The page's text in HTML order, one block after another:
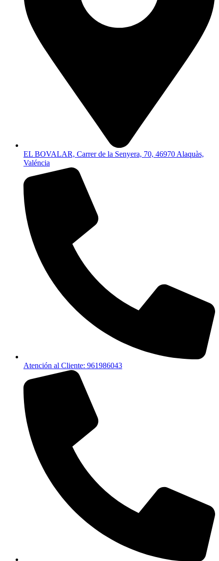
EL BOVALAR, Carrer de la Senyera, 70, 46970 Alaquàs,
Valéncia
Atención al Cliente: 961986043